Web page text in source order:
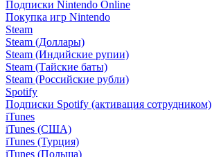
Подписки Nintendo Online
Покупка игр Nintendo
Steam
Steam (Доллары)
Steam (Индийские рупии)
Steam (Тайские баты)
Steam (Российские рубли)
Spotify
Подписки Spotify (активация сотрудником)
iTunes
iTunes (США)
iTunes (Турция)
iTunes (Польша)